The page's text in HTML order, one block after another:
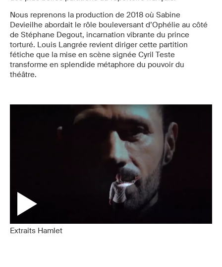
Nous reprenons la production de 2018 où Sabine
Devieilhe abordait le rôle bouleversant d’Ophélie au côté
de Stéphane Degout, incarnation vibrante du prince
torturé. Louis Langrée revient diriger cette partition
fétiche que la mise en scène signée Cyril Teste
transforme en splendide métaphore du pouvoir du
théâtre.
Extraits Hamlet